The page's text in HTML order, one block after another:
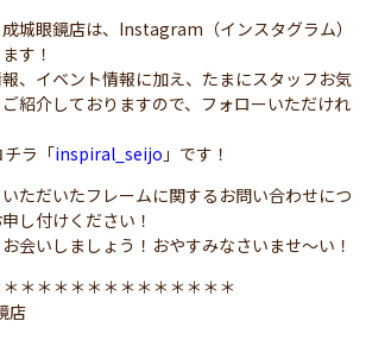
眼鏡店は、Instagram（インスタグラム）
す！
、イベント情報に加え、たまにスタッフお気
紹介しておりますので、フォローいただけれ
ラ「inspiral_seijo 」です！
ただいたフレームに関するお問い合わせにつ
し付けください！
会いしましょう！おやすみなさいませ～い！
＊＊＊＊＊＊＊＊＊＊＊＊＊
店